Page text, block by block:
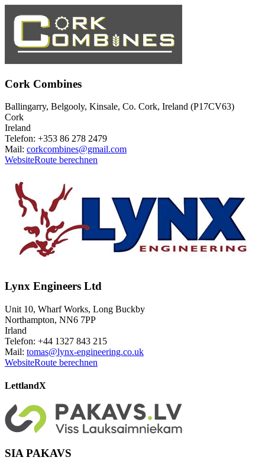
Cork Combines
Ballingarry, Belgooly, Kinsale, Co. Cork, Ireland (P17CV63)
Cork
Ireland
Telefon: +353 86 278 2479
Mail: corkcombines@gmail.com
WebsiteRoute berechnen
Lynx Engineers Ltd
Unit 10, Wharf Works, Long Buckby
Northampton, NN6 7PP
Irland
Telefon: +44 1327 843 215
Mail: tomas@lynx-engineering.co.uk
WebsiteRoute berechnen
LettlandX
SIA PAKAVS